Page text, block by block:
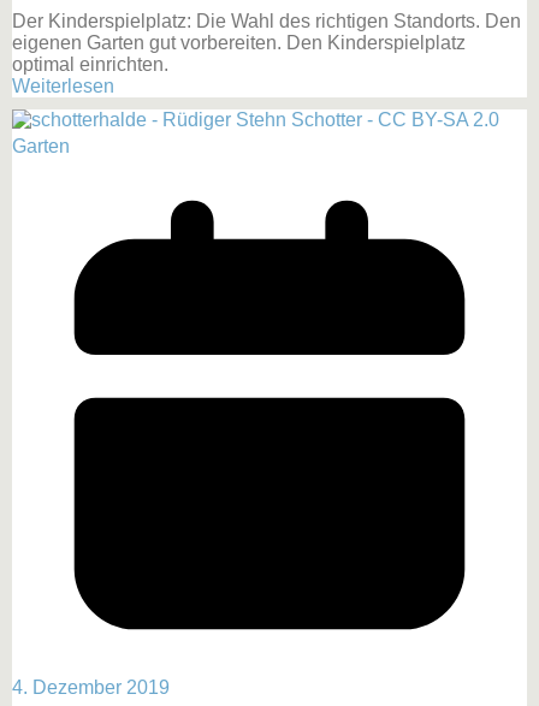
Der Kinderspielplatz: Die Wahl des richtigen Standorts. Den
eigenen Garten gut vorbereiten. Den Kinderspielplatz
optimal einrichten.
Weiterlesen
Garten
4. Dezember 2019